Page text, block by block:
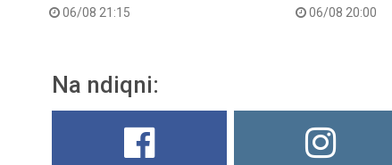
06/08 21:15 06/08 20:00
Na ndiqni: